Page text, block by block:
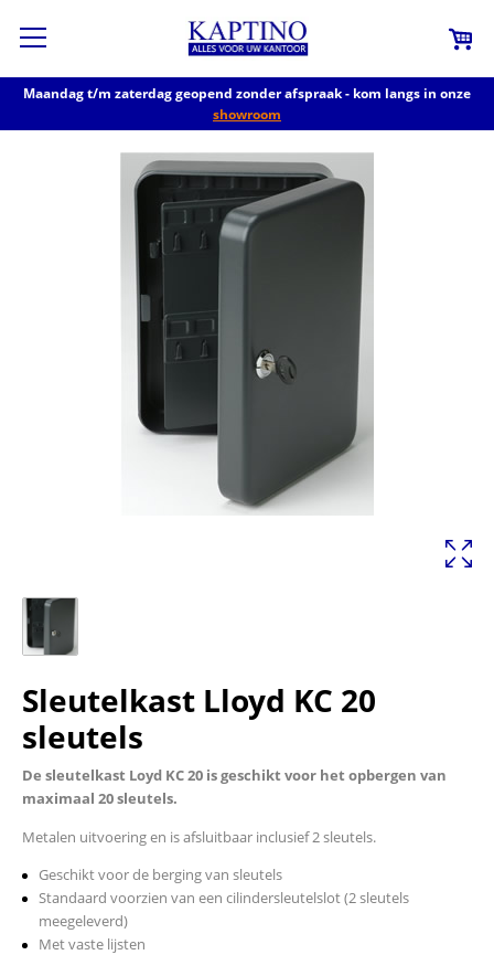
Maandag t/m zaterdag geopend zonder afspraak - kom langs in onze
showroom
Sleutelkast Lloyd KC 20
sleutels
De sleutelkast Loyd KC 20 is geschikt voor het opbergen van
maximaal 20 sleutels.
Metalen uitvoering en is afsluitbaar inclusief 2 sleutels.
Geschikt voor de berging van sleutels
Standaard voorzien van een cilindersleutelslot (2 sleutels
meegeleverd)
Met vaste lijsten